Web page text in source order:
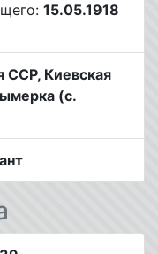
15.05.1918
ССР, Киевская
(с.